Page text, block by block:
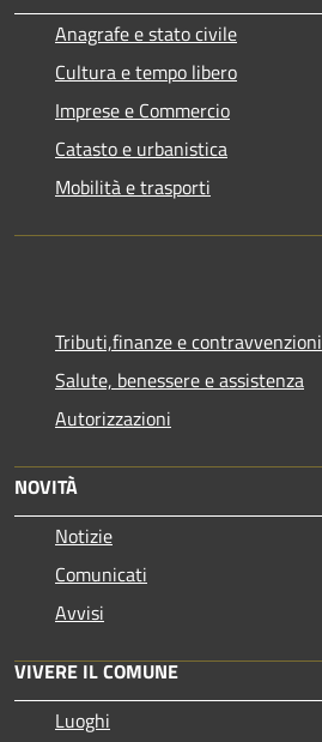
Anagrafe e stato civile
Cultura e tempo libero
Imprese e Commercio
Catasto e urbanistica
Mobilità e trasporti
Tributi,finanze e contravvenzioni
Salute, benessere e assistenza
Autorizzazioni
NOVITÀ
Notizie
Comunicati
Avvisi
VIVERE IL COMUNE
Luoghi